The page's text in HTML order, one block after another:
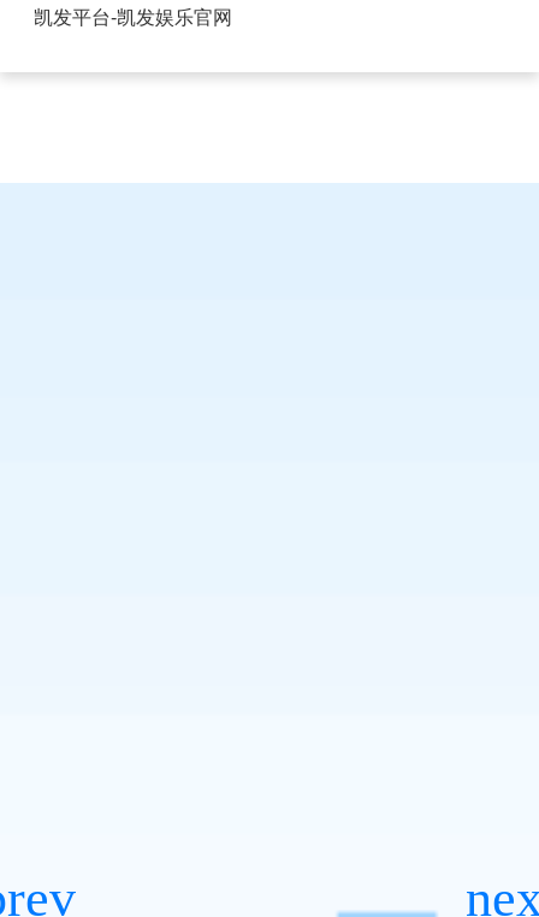
立式FPC连接器压条-凯发平台
凯发平台-凯发娱乐官网